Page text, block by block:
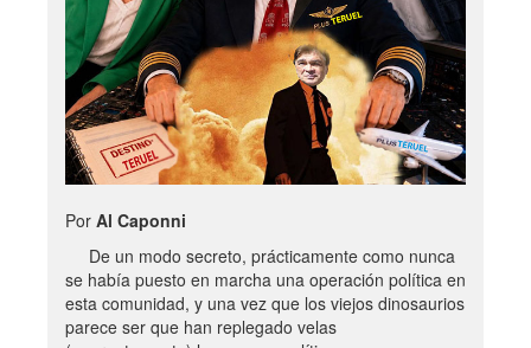
Por Al Caponni
De un modo secreto, prácticamente como nunca
se había puesto en marcha una operación política en
esta comunidad, y una vez que los viejos dinosaurios
parece ser que han replegado velas